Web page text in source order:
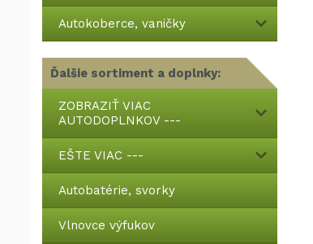
Autokoberce, vaničky
Ďalšie sortiment a doplnky:
ZOBRAZIŤ VIAC
AUTODOPLNKOV ---
EŠTE VIAC ---
Autobatérie, svorky
Vlnovce výfukov